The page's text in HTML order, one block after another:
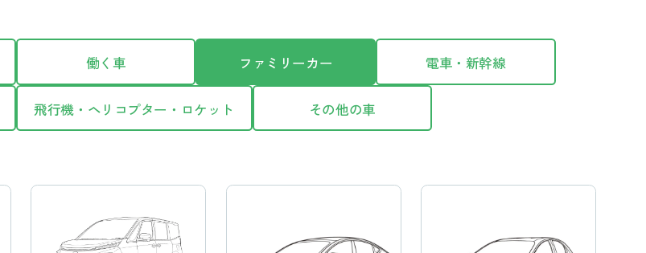
働く車 ファミリーカー 電車・新幹線
飛行機・ヘリコプター・ロケット その他の車